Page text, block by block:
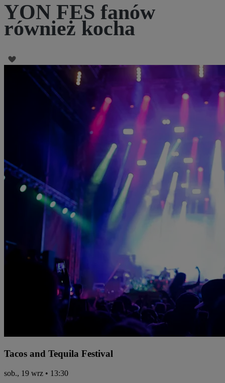
YON FES fanów
również kocha
Tacos and Tequila Festival
sob., 19 wrz • 13:30